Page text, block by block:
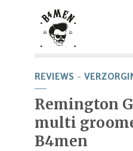
REVIEWS
Remington
multi
B4men